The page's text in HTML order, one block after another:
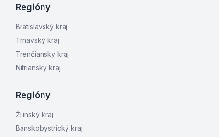
Regióny
Bratislavský kraj
Trnavský kraj
Trenčiansky kraj
Nitriansky kraj
Regióny
Žilinský kraj
Banskobystrický kraj